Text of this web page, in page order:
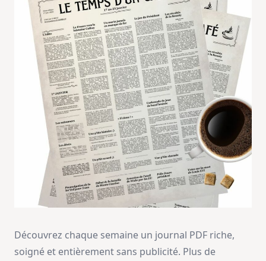
Découvrez chaque semaine un journal PDF riche,
soigné et entièrement sans publicité. Plus de